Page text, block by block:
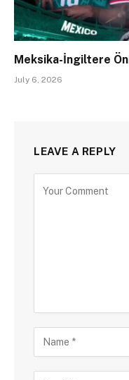
Meksika-İngiltere
July 6, 2026
LEAVE A REPLY